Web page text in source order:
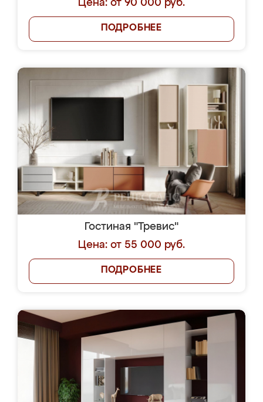
Цена: от 90 000 руб.
ПОДРОБНЕЕ
Гостиная "Тревис"
Цена: от 55 000 руб.
ПОДРОБНЕЕ